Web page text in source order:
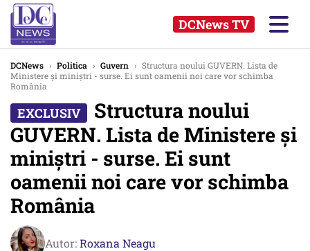
DCNews TV
DCNews › Politica › Guvern › Structura noului GUVERN. Lista de
Ministere și miniștri - surse. Ei sunt oamenii noi care vor schimba
România
Structura noului
GUVERN. Lista de Ministere și
miniștri - surse. Ei sunt
oamenii noi care vor schimba
România
Autor:Roxana Neagu